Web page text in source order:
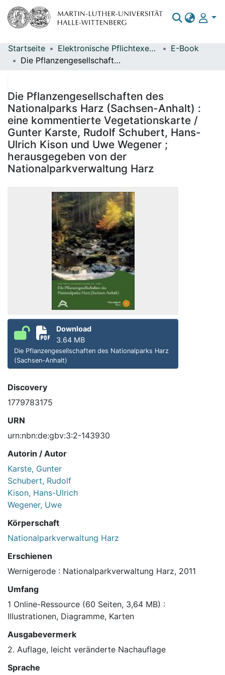
Bereiche & Sammlungen
Statistiken
Startseite Elektronische Pflichtexemplare
E-Book
Die Pflanzengesellschaften des Nationalparks Harz (Sachsen-Anhalt) : eine kommentierte Vegetationskarte / Gunter Karste, Rudolf Schubert, Hans-Ulrich Kison und Uwe Wegener ; herausgegeben von der Nationalparkverwaltung Harz
Die Pflanzengesellschaften des
Nationalparks Harz (Sachsen-Anhalt) :
eine kommentierte Vegetationskarte /
Gunter Karste, Rudolf Schubert, Hans-
Ulrich Kison und Uwe Wegener ;
herausgegeben von der
Nationalparkverwaltung Harz
Download
3.64 MB
Die Pflanzengesellschaften des Nationalparks Harz
(Sachsen-Anhalt)
Discovery
1779783175
URN
urn:nbn:de:gbv:3:2-143930
Autorin / Autor
Karste, Gunter
Schubert, Rudolf
Kison, Hans-Ulrich
Wegener, Uwe
Körperschaft
Nationalparkverwaltung Harz
Erschienen
Wernigerode : Nationalparkverwaltung Harz, 2011
Umfang
1 Online-Ressource (60 Seiten, 3,64 MB) :
Illustrationen, Diagramme, Karten
Ausgabevermerk
2. Auflage, leicht veränderte Nachauflage
Sprache